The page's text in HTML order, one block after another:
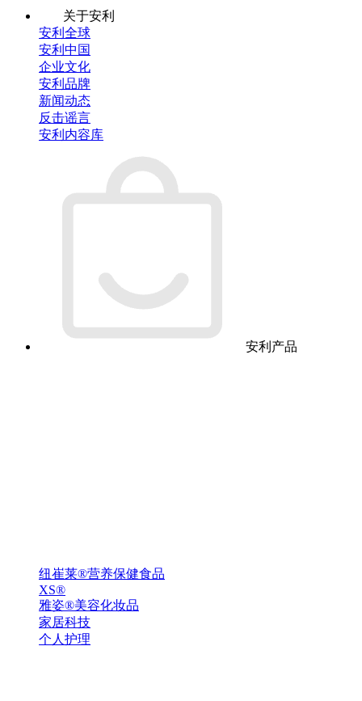
关于安利
安利全球
安利中国
企业文化
安利品牌
新闻动态
反击谣言
安利内容库
安利产品
纽崔莱®营养保健食品
XS®
雅姿®美容化妆品
家居科技
个人护理